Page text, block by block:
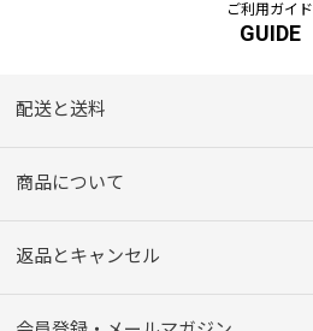
ご利用ガイド
GUIDE
配送と送料
商品について
返品とキャンセル